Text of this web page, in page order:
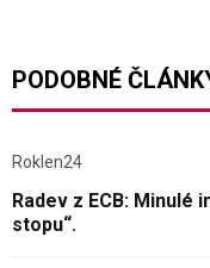
PODOBNÉ
Roklen24
Radev z ECB: Minulé
stopu“.